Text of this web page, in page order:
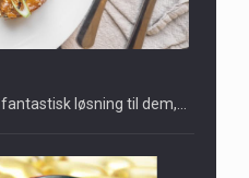
løsning til dem,…